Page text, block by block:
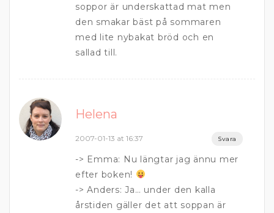
soppor är underskattad mat men
den smakar bäst på sommaren
med lite nybakat bröd och en
sallad till.
Helena
2007-01-13 at 16:37 Svara
-> Emma: Nu längtar jag ännu mer
efter boken!
-> Anders: Ja… under den kalla
årstiden gäller det att soppan är